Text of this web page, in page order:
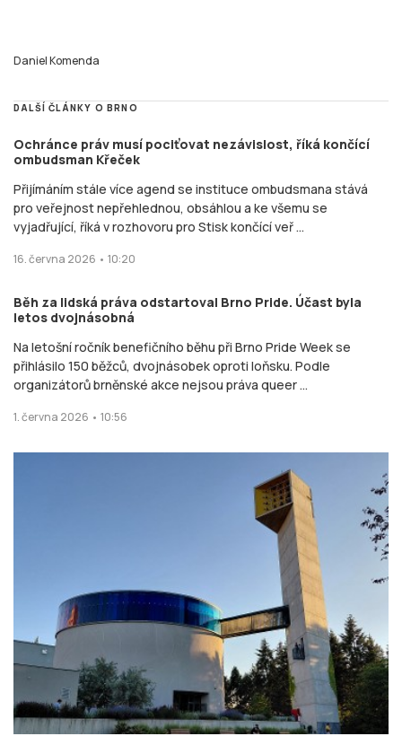
Daniel Komenda
DALŠÍ ČLÁNKY O BRNO
Ochránce práv musí pociťovat nezávislost, říká končící
ombudsman Křeček
Přijímáním stále více agend se instituce ombudsmana stává
pro veřejnost nepřehlednou, obsáhlou a ke všemu se
vyjadřující, říká v rozhovoru pro Stisk končící veř ...
16. června 2026 • 10:20
Běh za lidská práva odstartoval Brno Pride. Účast byla
letos dvojnásobná
Na letošní ročník benefičního běhu při Brno Pride Week se
přihlásilo 150 běžců, dvojnásobek oproti loňsku. Podle
organizátorů brněnské akce nejsou práva queer ...
1. června 2026 • 10:56